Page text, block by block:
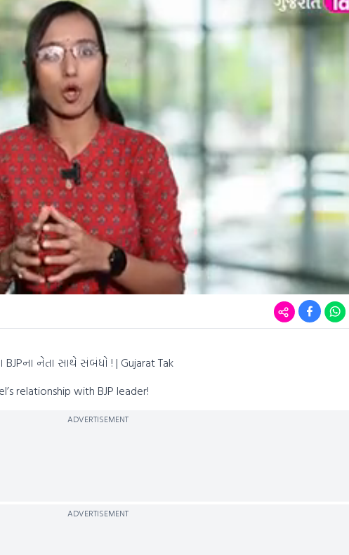
નેતા સાથે સંબંધો ! | Gujarat Tak
relationship with BJP leader!
ADVERTISEMENT
ADVERTISEMENT